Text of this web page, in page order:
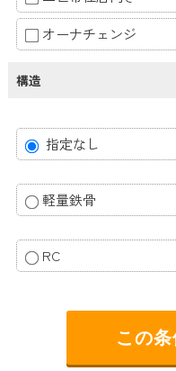
オーナチェンジ
構造
指定なし
軽量鉄骨
RC